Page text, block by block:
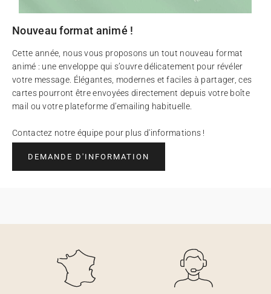
Nouveau format animé !
Cette année, nous vous proposons un tout nouveau format
animé : une enveloppe qui s’ouvre délicatement pour révéler
votre message. Élégantes, modernes et faciles à partager, ces
cartes pourront être envoyées directement depuis votre boîte
mail ou votre plateforme d’emailing habituelle.
Contactez notre équipe pour plus d'informations !
DEMANDE D'INFORMATION